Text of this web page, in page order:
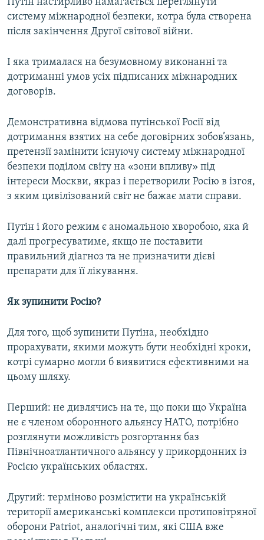
Путін настирливо намагається переглянути
систему міжнародної безпеки, котра була створена
після закінчення Другої світової війни.
І яка трималася на безумовному виконанні та
дотриманні умов усіх підписаних міжнародних
договорів.
Демонстративна відмова путінської Росії від
дотримання взятих на себе договірних зобов’язань,
претензії замінити існуючу систему міжнародної
безпеки поділом світу на «зони впливу» під
інтереси Москви, якраз і перетворили Росію в ізгоя,
з яким цивілізований світ не бажає мати справи.
Путін і його режим є аномальною хворобою, яка й
далі прогресуватиме, якщо не поставити
правильний діагноз та не призначити дієві
препарати для її лікування.
Як зупинити Росію?
Для того, щоб зупинити Путіна, необхідно
прорахувати, якими можуть бути необхідні кроки,
котрі сумарно могли б виявитися ефективними на
цьому шляху.
Перший: не дивлячись на те, що поки що Україна
не є членом оборонного альянсу НАТО, потрібно
розглянути можливість розгортання баз
Північноатлантичного альянсу у прикордонних із
Росією українських областях.
Другий: терміново розмістити на українській
території американські комплекси протиповітряної
оборони Patriot, аналогічні тим, які США вже